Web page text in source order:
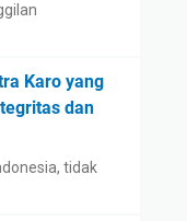
Karo yang
dan
tidak